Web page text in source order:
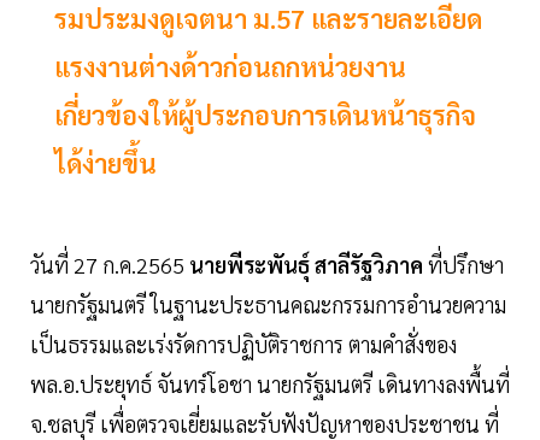
รมประมงดูเจตนา ม.57 และรายละเอียด
แรงงานต่างด้าวก่อนถกหน่วยงาน
เกี่ยวข้องให้ผู้ประกอบการเดินหน้าธุรกิจ
ได้ง่ายขึ้น
วันที่ 27 ก.ค.2565 นายพีระพันธุ์ สาลีรัฐวิภาค ที่ปรึกษา
นายกรัฐมนตรี ในฐานะประธานคณะกรรมการอำนวยความ
เป็นธรรมและเร่งรัดการปฏิบัติราชการ ตามคำสั่งของ
พล.อ.ประยุทธ์ จันทร์โอชา นายกรัฐมนตรี เดินทางลงพื้นที่
จ.ชลบุรี เพื่อตรวจเยี่ยมและรับฟังปัญหาของประชาชน ที่